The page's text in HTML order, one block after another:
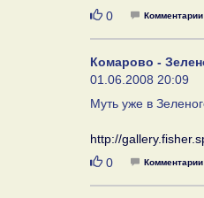
Нравится
0 Комментарии
Комарово -
01.06.2008 20:09
Муть уже в
http://
Нравится
0 Комментарии